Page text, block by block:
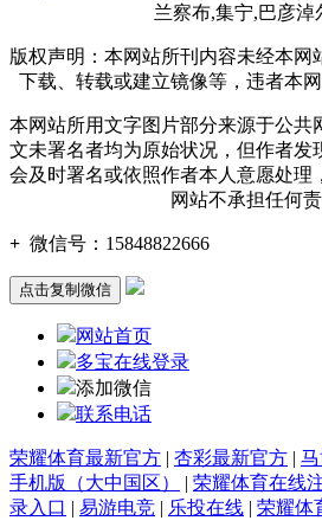
兰察布,集宁,巴彦淖
版权声明：本网站所刊内容未经本网
下载、转载或建立镜像等，违者本
本网站所用文字图片部分来源于公共
文未署名者均为原始状况，但作者发
会及时署名或依照作者本人意愿处理
网站不承担任何责
+ 微信号： 15848822666
点击复制微信
网站首页
多宝在线登录
添加微信
联系电话
荣耀体育最新官方 | 杏彩最新官方 |
手机版（大中国区）
| 荣耀体育在线
录入口 | 易游电竞 | 乐投在线 | 荣耀体